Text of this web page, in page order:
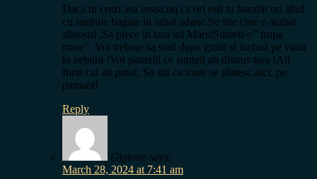
Daca tu crezi asa insea.nq ca ori esti tu harafat ori altul
cu mainile bagate in rahat adanc.Se stie cine e arahat
slinosul .Sa plece in tara lui Mars!Sunteti o” trupa
mare” .Voi trebuie sa stati dupa gratii si inchisi pe viata
la nebuni !Voi paraziti ce sunteti ati distrus tara !Ati
furat cat ati putut. Sa stii ca toate se platesc aici, pe
pamant!
Reply
Gigione says:
March 28, 2024 at 7:41 am